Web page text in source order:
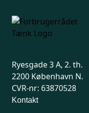
Ryesgade 3 A, 2. th.
2200 København N.
CVR-nr: 63870528
Kontakt